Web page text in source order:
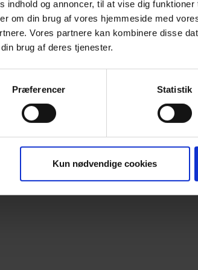
indhold og annoncer, til at vise dig
om din brug af vores hjemmeside med
Vores partnere kan kombinere disse
brug af deres tjenester.
Præferencer Statistik
Kun nødvendige cookies